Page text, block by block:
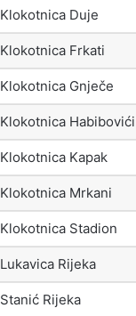
Klokotnica Duje
Klokotnica Frkati
Klokotnica Gnječe
Klokotnica Habibovići
Klokotnica Kapak
Klokotnica Mrkani
Klokotnica Stadion
Lukavica Rijeka
Stanić Rijeka